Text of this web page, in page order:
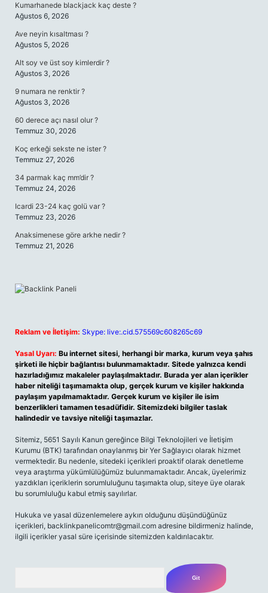
Kumarhanede blackjack kaç deste ?
Ağustos 6, 2026
Ave neyin kısaltması ?
Ağustos 5, 2026
Alt soy ve üst soy kimlerdir ?
Ağustos 3, 2026
9 numara ne renktir ?
Ağustos 3, 2026
60 derece açı nasıl olur ?
Temmuz 30, 2026
Koç erkeği sekste ne ister ?
Temmuz 27, 2026
34 parmak kaç mm’dir ?
Temmuz 24, 2026
Icardi 23-24 kaç golü var ?
Temmuz 23, 2026
Anaksimenese göre arkhe nedir ?
Temmuz 21, 2026
Reklam ve İletişim: Skype: live:.cid.575569c608265c69
Yasal Uyarı: Bu internet sitesi, herhangi bir marka, kurum veya şahıs
şirketi ile hiçbir bağlantısı bulunmamaktadır. Sitede yalnızca kendi
hazırladığımız makaleler paylaşılmaktadır. Burada yer alan içerikler
haber niteliği taşımamakta olup, gerçek kurum ve kişiler hakkında
paylaşım yapılmamaktadır. Gerçek kurum ve kişiler ile isim
benzerlikleri tamamen tesadüfidir. Sitemizdeki bilgiler taslak
halindedir ve tavsiye niteliği taşımazlar.
Sitemiz, 5651 Sayılı Kanun gereğince Bilgi Teknolojileri ve İletişim
Kurumu (BTK) tarafından onaylanmış bir Yer Sağlayıcı olarak hizmet
vermektedir. Bu nedenle, sitedeki içerikleri proaktif olarak denetleme
veya araştırma yükümlülüğümüz bulunmamaktadır. Ancak, üyelerimiz
yazdıkları içeriklerin sorumluluğunu taşımakta olup, siteye üye olarak
bu sorumluluğu kabul etmiş sayılırlar.
Hukuka ve yasal düzenlemelere aykırı olduğunu düşündüğünüz
içerikleri, backlinkpanelicomtr@gmail.com adresine bildirmeniz halinde,
ilgili içerikler yasal süre içerisinde sitemizden kaldırılacaktır.